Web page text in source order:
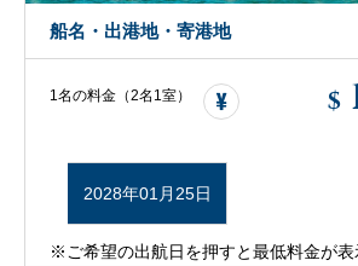
船名・出港地・寄港地
1名の料金（2名1室） $
2028年01月25日
※ご希望の出航日を押すと最低料金が表